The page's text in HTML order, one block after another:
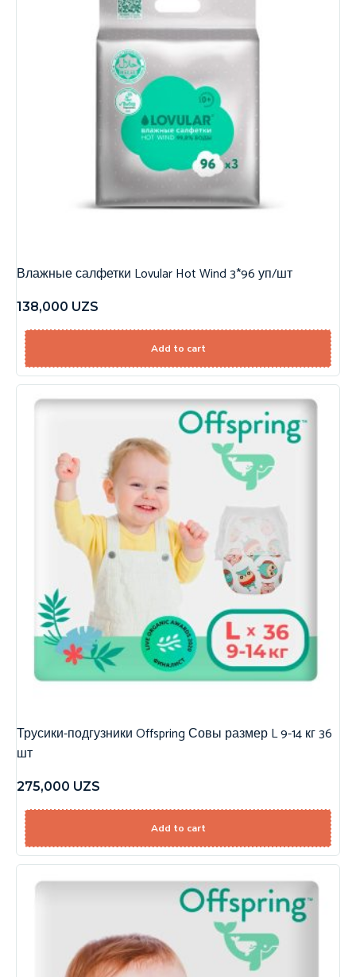
Влажные салфетки Lovular Hot Wind 3*96 уп/шт
138,000 UZS
Add to cart
Трусики-подгузники Offspring Совы размер L 9-14 кг 36
шт
275,000 UZS
Add to cart